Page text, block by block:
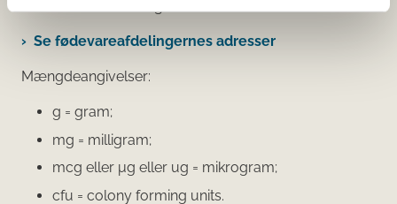
Se fødevareafdelingernes adresser
Mængdeangivelser:
g = gram;
mg = milligram;
mcg eller μg eller ug = mikrogram;
cfu = colony forming units.